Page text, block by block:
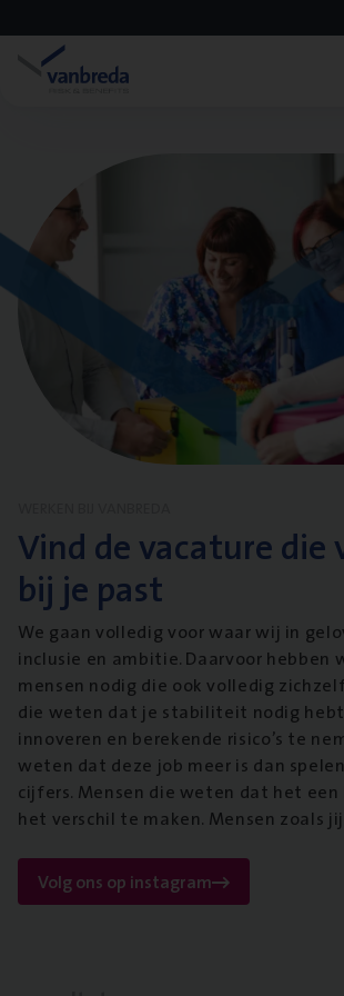
Vind de vacature die
bij je past
We gaan volledig voor waar wij in
inclusie en ambitie. Daarvoor hebben
mensen nodig die ook volledig
die weten dat je stabiliteit nodig
innoveren en berekende risico’s te
weten dat deze job meer is dan
cijfers. Mensen die weten dat het een
het verschil te maken. Mensen zoals
Volg ons op instagram